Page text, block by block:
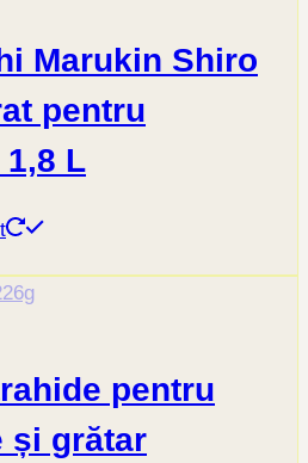
Marukin Shiro
pentru
L
pentru
și grătar